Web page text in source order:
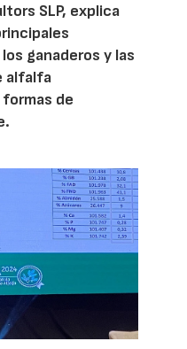
SLP, explica
ganaderos y las
alfalfa
de